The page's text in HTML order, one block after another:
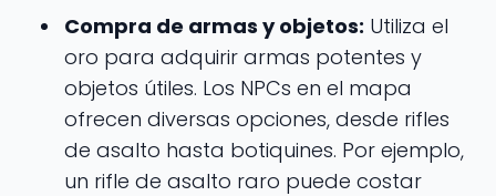
Compra de armas y objetos: Utiliza el
oro para adquirir armas potentes y
objetos útiles. Los NPCs en el mapa
ofrecen diversas opciones, desde rifles
de asalto hasta botiquines. Por ejemplo,
un rifle de asalto raro puede costar